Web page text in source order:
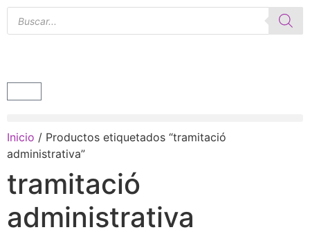
Inicio / Productos etiquetados “tramitació
administrativa”
tramitació
administrativa